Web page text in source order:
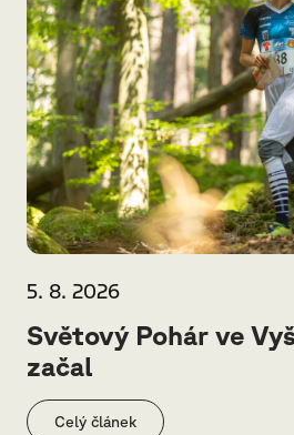
5. 8. 2026
Světový Pohár ve
začal
Celý článek